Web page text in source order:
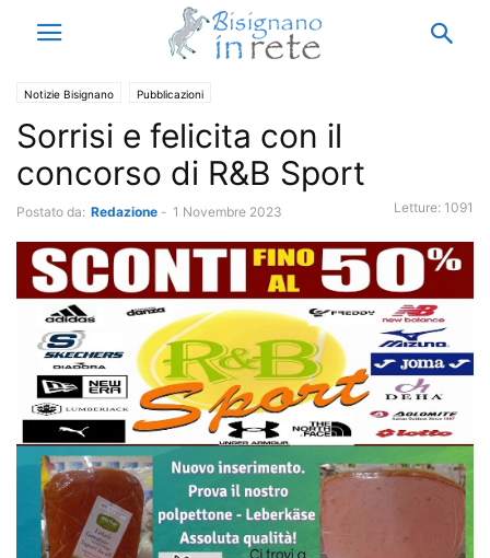
Notizie Bisignano Pubblicazioni
Sorrisi e felicita con il
concorso di R&B Sport
Postato da: Redazione - 1 Novembre 2023 Letture: 1091